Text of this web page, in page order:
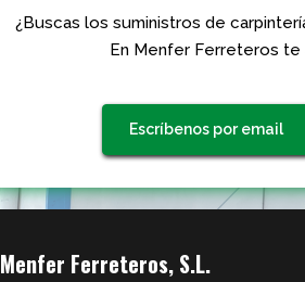
¿Buscas los suministros de
En Menfer Ferreteros
Escríbenos por email
Menfer Ferreteros, S.L.